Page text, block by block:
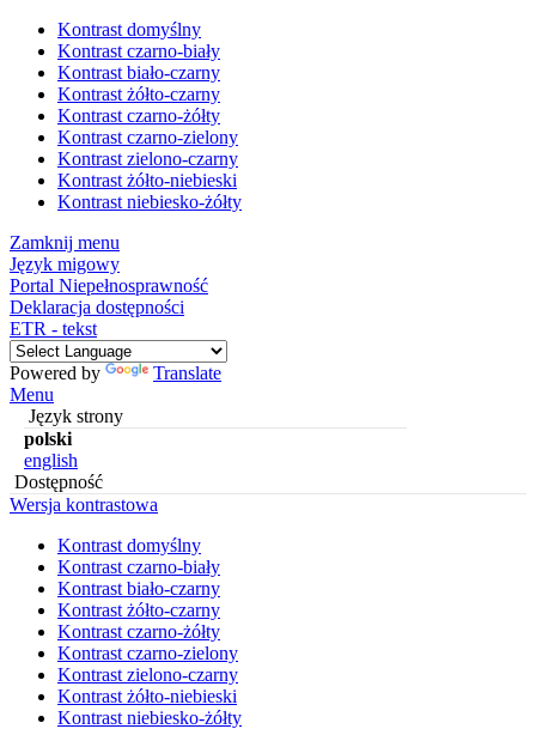
Kontrast domyślny
Kontrast czarno-biały
Kontrast biało-czarny
Kontrast żółto-czarny
Kontrast czarno-żółty
Kontrast czarno-zielony
Kontrast zielono-czarny
Kontrast żółto-niebieski
Kontrast niebiesko-żółty
Zamknij menu
Język migowy
Portal Niepełnosprawność
Deklaracja dostępności
ETR - tekst
Powered by
Translate
Menu
Język strony
polski
english
Dostępność
Wersja kontrastowa
Kontrast domyślny
Kontrast czarno-biały
Kontrast biało-czarny
Kontrast żółto-czarny
Kontrast czarno-żółty
Kontrast czarno-zielony
Kontrast zielono-czarny
Kontrast żółto-niebieski
Kontrast niebiesko-żółty